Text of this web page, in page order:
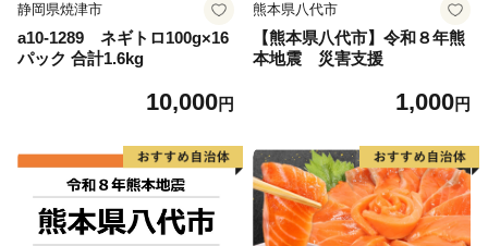
静岡県焼津市
a10-1289 ネギトロ100g×16
パック 合計1.6kg
10,000円
熊本県八代市
【熊本県八代市】令和８年熊
本地震 災害支援
1,000円